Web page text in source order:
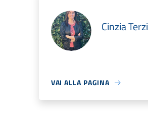
Cinzia Terzi
VAI ALLA PAGINA